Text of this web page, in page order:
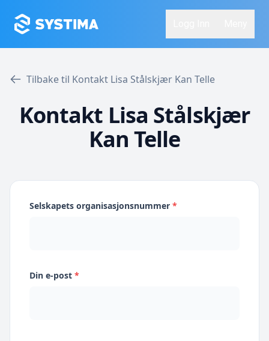
Tilbake til Kontakt Lisa Stålskjær Kan Telle
Kontakt Lisa Stålskjær
Kan Telle
Selskapets organisasjonsnummer *
Din e-post *